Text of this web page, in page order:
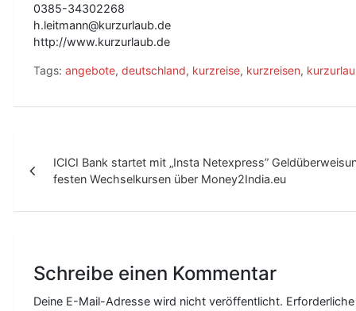
0385-34302268
h.leitmann@kurzurlaub.de
http://www.kurzurlaub.de
Tags: angebote, deutschland, kurzreise, kurzreisen,
ICICI Bank startet mit „Insta Netexpress”
festen Wechselkursen über Money2India.eu
Schreibe einen Kommentar
Deine E-Mail-Adresse wird nicht veröffentlicht.